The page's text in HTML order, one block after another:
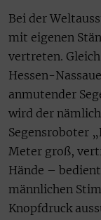
Bei der
mit eigenen
vertreten.
Hessen-
anmutender
wird der
Segensroboter
Meter groß,
Hände –
männlichen
Knopfdruck